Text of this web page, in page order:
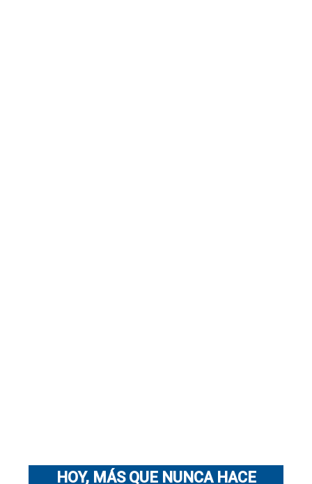
HOY, MÁS QUE NUNCA HACE